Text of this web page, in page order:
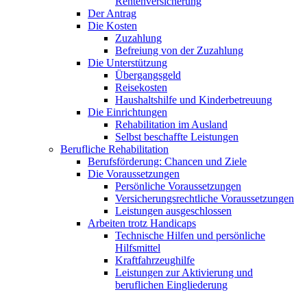
Der Antrag
Die Kosten
Zuzahlung
Befreiung von der Zuzahlung
Die Unterstützung
Übergangsgeld
Reisekosten
Haushaltshilfe und Kinderbetreuung
Die Einrichtungen
Rehabilitation im Ausland
Selbst beschaffte Leistungen
Berufliche Rehabilitation
Berufsförderung: Chancen und Ziele
Die Voraussetzungen
Persönliche Voraussetzungen
Versicherungsrechtliche Voraussetzungen
Leistungen ausgeschlossen
Arbeiten trotz Handicaps
Technische Hilfen und persönliche
Hilfsmittel
Kraftfahrzeughilfe
Leistungen zur Aktivierung und
beruflichen Eingliederung